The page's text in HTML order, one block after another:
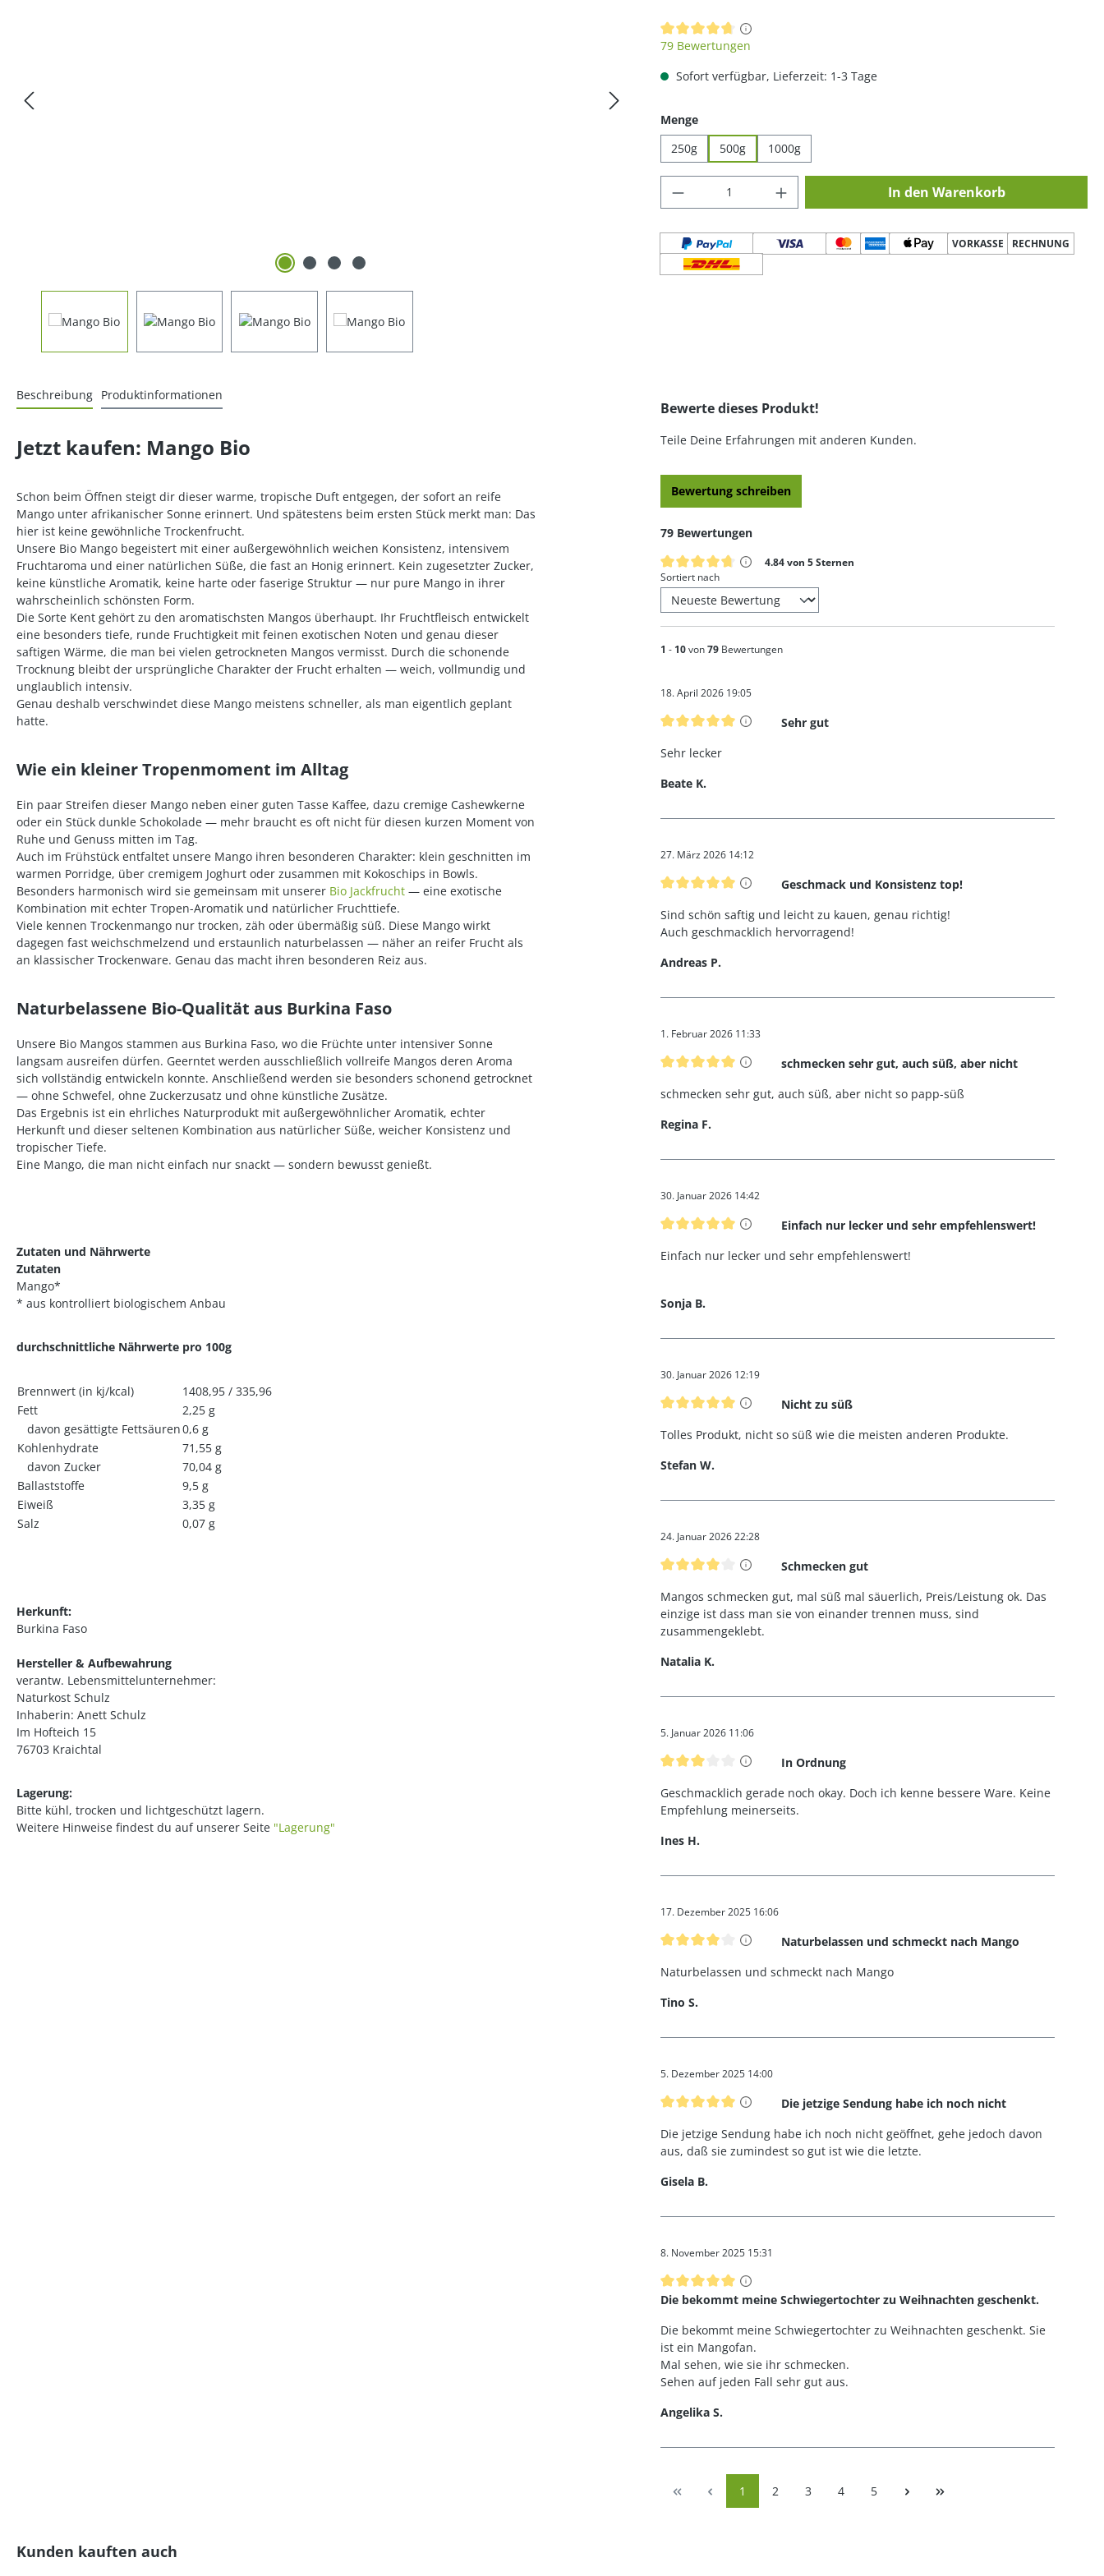
Durchschnittliche Bewertung von 4.84 von 5 Sternen
79 Bewertungen
Sofort verfügbar, Lieferzeit: 1-3 Tage
Mengeauswählen
250g
500g 1000g
Produkt Anzahl: Gib den gewünschten Wert
In den Warenkorb
VORKASSE RECHNUNG
Beschreibung Produktinformationen
Jetzt kaufen: Mango Bio
Schon beim Öffnen steigt dir dieser warme, tropische Duft entgegen, der sofort an reife
Mango unter afrikanischer Sonne erinnert. Und spätestens beim ersten Stück merkt man: Das
hier ist keine gewöhnliche Trockenfrucht.
Unsere Bio Mango begeistert mit einer außergewöhnlich weichen Konsistenz, intensivem
Fruchtaroma und einer natürlichen Süße, die fast an Honig erinnert. Kein zugesetzter Zucker,
keine künstliche Aromatik, keine harte oder faserige Struktur — nur pure Mango in ihrer
wahrscheinlich schönsten Form.
Die Sorte Kent gehört zu den aromatischsten Mangos überhaupt. Ihr Fruchtfleisch entwickelt
eine besonders tiefe, runde Fruchtigkeit mit feinen exotischen Noten und genau dieser
saftigen Wärme, die man bei vielen getrockneten Mangos vermisst. Durch die schonende
Trocknung bleibt der ursprüngliche Charakter der Frucht erhalten — weich, vollmundig und
unglaublich intensiv.
Genau deshalb verschwindet diese Mango meistens schneller, als man eigentlich geplant
hatte.
Wie ein kleiner Tropenmoment im Alltag
Ein paar Streifen dieser Mango neben einer guten Tasse Kaffee, dazu cremige Cashewkerne
oder ein Stück dunkle Schokolade — mehr braucht es oft nicht für diesen kurzen Moment von
Ruhe und Genuss mitten im Tag.
Auch im Frühstück entfaltet unsere Mango ihren besonderen Charakter: klein geschnitten im
warmen Porridge, über cremigem Joghurt oder zusammen mit Kokoschips in Bowls.
Besonders harmonisch wird sie gemeinsam mit unserer Bio Jackfrucht — eine exotische
Kombination mit echter Tropen-Aromatik und natürlicher Fruchttiefe.
Viele kennen Trockenmango nur trocken, zäh oder übermäßig süß. Diese Mango wirkt
dagegen fast weichschmelzend und erstaunlich naturbelassen — näher an reifer Frucht als
an klassischer Trockenware. Genau das macht ihren besonderen Reiz aus.
Naturbelassene Bio-Qualität aus Burkina Faso
Unsere Bio Mangos stammen aus Burkina Faso, wo die Früchte unter intensiver Sonne
langsam ausreifen dürfen. Geerntet werden ausschließlich vollreife Mangos deren Aroma
sich vollständig entwickeln konnte. Anschließend werden sie besonders schonend getrocknet
— ohne Schwefel, ohne Zuckerzusatz und ohne künstliche Zusätze.
Das Ergebnis ist ein ehrliches Naturprodukt mit außergewöhnlicher Aromatik, echter
Herkunft und dieser seltenen Kombination aus natürlicher Süße, weicher Konsistenz und
tropischer Tiefe.
Eine Mango, die man nicht einfach nur snackt — sondern bewusst genießt.
Zutaten und Nährwerte
Zutaten
Mango*
* aus kontrolliert biologischem Anbau
durchschnittliche Nährwerte pro 100g
Brennwert (in kj/kcal)
1408,95 / 335,96
Fett
2,25 g
davon gesättigte Fettsäuren0,6 g
Kohlenhydrate
71,55 g
davon Zucker
70,04 g
Ballaststoffe
9,5 g
Eiweiß
3,35 g
Salz
0,07 g
Herkunft:
Burkina Faso
Hersteller & Aufbewahrung
verantw. Lebensmittelunternehmer:
Naturkost Schulz
Inhaberin: Anett Schulz
Im Hofteich 15
76703 Kraichtal
Lagerung:
Bitte kühl, trocken und lichtgeschützt lagern.
Weitere Hinweise findest du auf unserer Seite "Lagerung"
Bewerte dieses Produkt!
Teile Deine Erfahrungen mit anderen Kunden.
Bewertung schreiben
79 Bewertungen
Durchschnittliche Bewertung von 4.84 von 5 Sternen
4.84 von 5 Sternen
Sortiert nach
1 - 10von79 Bewertungen
18. April 2026 19:05
Bewertung mit 5 von 5 Sternen
Sehr gut
Sehr lecker
Beate K.
27. März 2026 14:12
Bewertung mit 5 von 5 SternenGeschmack und Konsistenz top!
Sind schön saftig und leicht zu kauen, genau richtig!
Auch geschmacklich hervorragend!
Andreas P.
1. Februar 2026 11:33
Bewertung mit 5 von 5 Sternenschmecken sehr gut, auch süß, aber nicht
schmecken sehr gut, auch süß, aber nicht so papp-süß
Regina F.
30. Januar 2026 14:42
Bewertung mit 5 von 5 SternenEinfach nur lecker und sehr empfehlenswert!
Einfach nur lecker und sehr empfehlenswert!
Sonja B.
30. Januar 2026 12:19
Bewertung mit 5 von 5 Sternen
Nicht zu süß
Tolles Produkt, nicht so süß wie die meisten anderen Produkte.
Stefan W.
24. Januar 2026 22:28
Bewertung mit 4 von 5 Sternen
Schmecken gut
Mangos schmecken gut, mal süß mal säuerlich, Preis/Leistung ok. Das
einzige ist dass man sie von einander trennen muss, sind
zusammengeklebt.
Natalia K.
5. Januar 2026 11:06
Bewertung mit 3 von 5 Sternen
In Ordnung
Geschmacklich gerade noch okay. Doch ich kenne bessere Ware. Keine
Empfehlung meinerseits.
Ines H.
17. Dezember 2025 16:06
Bewertung mit 4 von 5 SternenNaturbelassen und schmeckt nach Mango
Naturbelassen und schmeckt nach Mango
Tino S.
5. Dezember 2025 14:00
Bewertung mit 5 von 5 SternenDie jetzige Sendung habe ich noch nicht
Die jetzige Sendung habe ich noch nicht geöffnet, gehe jedoch davon
aus, daß sie zumindest so gut ist wie die letzte.
Gisela B.
8. November 2025 15:31
Bewertung mit 5 von 5 Sternen
Die bekommt meine Schwiegertochter zu Weihnachten geschenkt.
Die bekommt meine Schwiegertochter zu Weihnachten geschenkt. Sie
ist ein Mangofan.
Mal sehen, wie sie ihr schmecken.
Sehen auf jeden Fall sehr gut aus.
Angelika S.
Seite
1 Seite
2 Seite
3 Seite
4 Seite
5
Produktgalerie überspringen
Kunden kauften auch